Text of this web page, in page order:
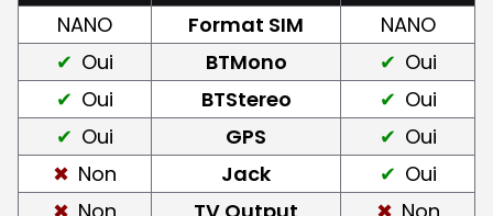
NANO Format SIM
NANO
Oui
BTMono
Oui
Oui
BTStereo
Oui
Oui
GPS
Oui
Non
Jack
Oui